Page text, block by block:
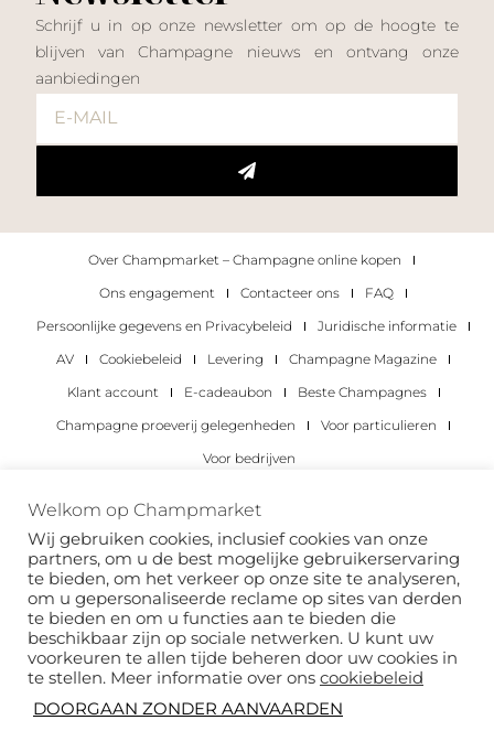
Schrijf u in op onze newsletter om op de hoogte te
blijven van Champagne nieuws en ontvang onze
aanbiedingen
Over Champmarket – Champagne online kopen
Ons engagement
Contacteer ons
FAQ
Persoonlijke gegevens en Privacybeleid
Juridische informatie
AV
Cookiebeleid Levering
Champagne Magazine
Klant account
E-cadeaubon
Beste Champagnes
Champagne proeverij gelegenheden
Voor particulieren
Voor bedrijven
Copyright 2022 © alle rechten voorbehouden.
Welkom op Champmarket
Wij gebruiken cookies, inclusief cookies van onze
partners, om u de best mogelijke gebruikerservaring
te bieden, om het verkeer op onze site te analyseren,
om u gepersonaliseerde reclame op sites van derden
te bieden en om u functies aan te bieden die
beschikbaar zijn op sociale netwerken. U kunt uw
voorkeuren te allen tijde beheren door uw cookies in
te stellen. Meer informatie over ons cookiebeleid
DOORGAAN ZONDER AANVAARDEN